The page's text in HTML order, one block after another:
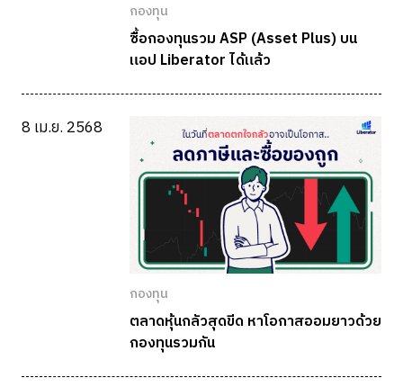
กองทุน
ซื้อกองทุนรวม ASP (Asset Plus) บน
แอป Liberator ได้แล้ว
8 เม.ย. 2568
กองทุน
ตลาดหุ้นกลัวสุดขีด หาโอกาสออมยาวด้วย
กองทุนรวมกัน